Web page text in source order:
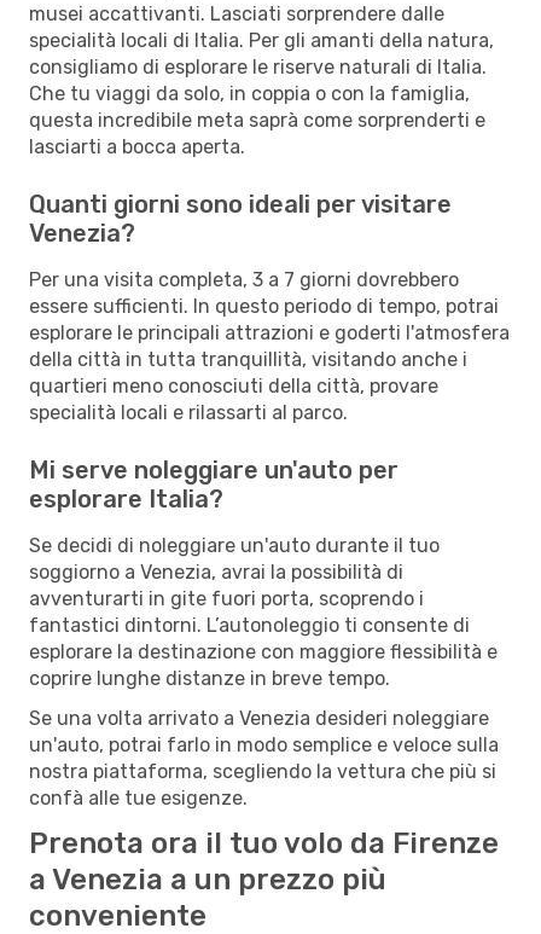
musei accattivanti. Lasciati sorprendere dalle
specialità locali di Italia. Per gli amanti della natura,
consigliamo di esplorare le riserve naturali di Italia.
Che tu viaggi da solo, in coppia o con la famiglia,
questa incredibile meta saprà come sorprenderti e
lasciarti a bocca aperta.
Quanti giorni sono ideali per visitare
Venezia?
Per una visita completa, 3 a 7 giorni dovrebbero
essere sufficienti. In questo periodo di tempo, potrai
esplorare le principali attrazioni e goderti l'atmosfera
della città in tutta tranquillità, visitando anche i
quartieri meno conosciuti della città, provare
specialità locali e rilassarti al parco.
Mi serve noleggiare un'auto per
esplorare Italia?
Se decidi di noleggiare un'auto durante il tuo
soggiorno a Venezia, avrai la possibilità di
avventurarti in gite fuori porta, scoprendo i
fantastici dintorni. L’autonoleggio ti consente di
esplorare la destinazione con maggiore flessibilità e
coprire lunghe distanze in breve tempo.
Se una volta arrivato a Venezia desideri noleggiare
un'auto, potrai farlo in modo semplice e veloce sulla
nostra piattaforma, scegliendo la vettura che più si
confà alle tue esigenze.
Prenota ora il tuo volo da Firenze
a Venezia a un prezzo più
conveniente